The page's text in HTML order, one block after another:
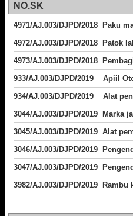
NO.SK
4971/AJ.003/DJPD/2018 Paku
4972/AJ.003/DJPD/2018 Patok
4973/AJ.003/DJPD/2018
933/AJ.003/DJPD/2019 Apiil
934/AJ.003/DJPD/2019 Alat
3044/AJ.003/DJPD/2019 Marka
3045/AJ.003/DJPD/2019 Alat
3046/AJ.003/DJPD/2019
3047/AJ.003/DJPD/2019
3982/AJ.003/DJPD/2019 Rambu